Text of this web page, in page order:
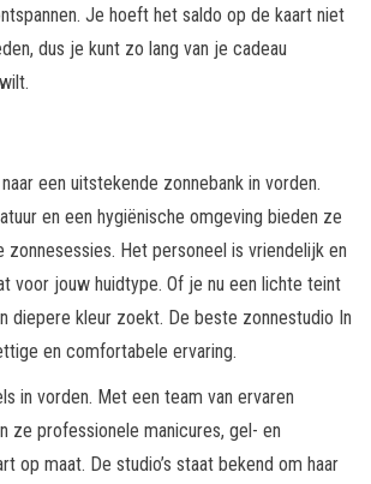
Je hoeft het saldo op de kaart niet
dus je kunt zo lang van je cadeau
een uitstekende zonnebank in vorden.
en een hygiënische omgeving bieden ze
Het personeel is vriendelijk en
voor jouw huidtype. Of je nu een lichte teint
diepere kleur zoekt. De beste zonnestudio In
en comfortabele ervaring.
in vorden. Met een team van ervaren
ze professionele manicures, gel- en
op maat. De studio’s staat bekend om haar